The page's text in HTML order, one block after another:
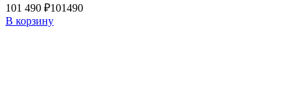
101 490 ₽101490
В корзину